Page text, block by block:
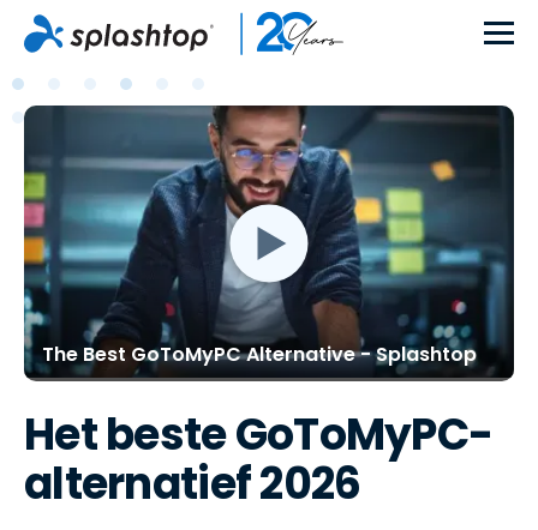
The Best GoToMyPC Alternative - Splashtop
Het beste GoToMyPC-
alternatief 2026